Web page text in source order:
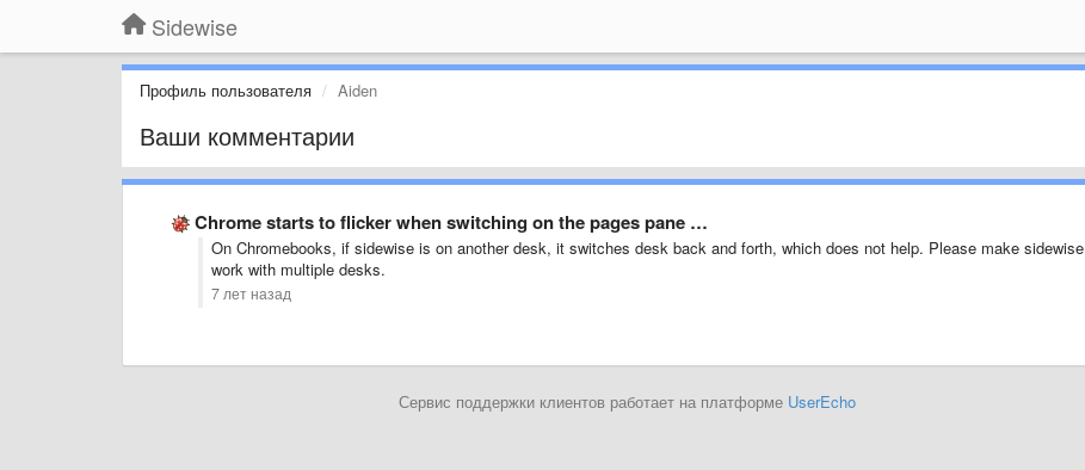
Sidewise
Профиль пользователя Aiden
Ваши комментарии
Chrome starts to flicker when switching on the pages pane …
On Chromebooks, if sidewise is on another desk, it switches desk back and forth, which does not help. Please make sidewise
work with multiple desks.
7 лет назад
Сервис поддержки клиентов работает на платформе UserEcho